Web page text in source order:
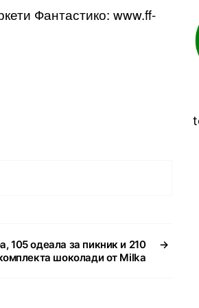
Фантастико: www.ff-
→
105 одеала за пикник и 210
шоколади от Milka